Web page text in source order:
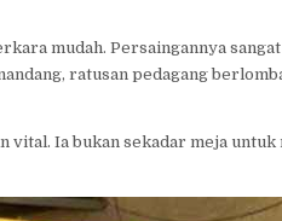
mudah. Persaingannya
ratusan pedagang
vital. Ia bukan sekadar meja